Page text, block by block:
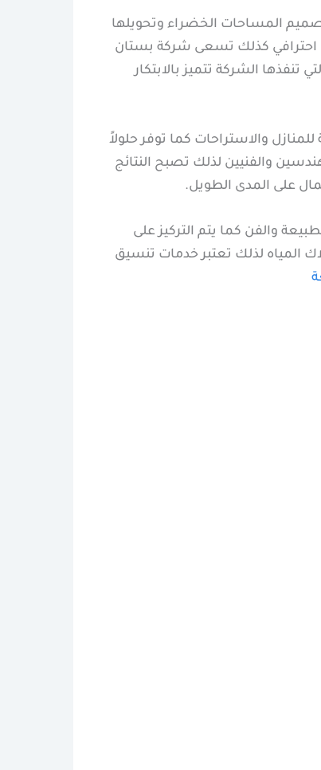
المساحات الخضراء وتحويلها
احترافي كذلك تسعى شركة بستان
الشركة تتميز بالابتكار
والاستراحات كما توفر حلولاً
والفنيين لذلك تصبح النتائج
على المدى الطويل.
والفن كما يتم التركيز على
المياه لذلك تعتبر خدمات تنسيق